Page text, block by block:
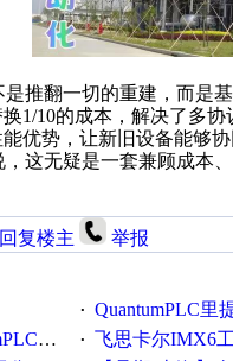
推翻一切的重建，而是
1/10的成本，解决了多
优势，让新旧设备能够
这无疑是一套兼顾成本
回复楼主 举报
· QuantumPLC里提到的
价值！ · 飞思卡尔IMX6